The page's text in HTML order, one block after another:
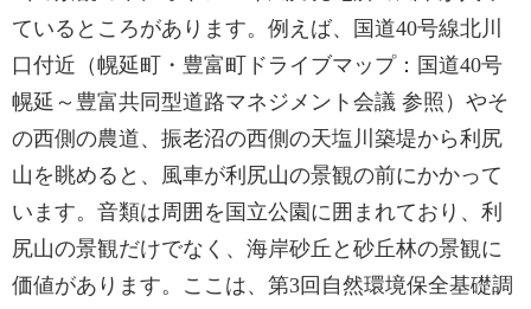
ているところがあります。例えば、国道40号線北川
口付近（幌延町・豊富町ドライブマップ：国道40号
幌延～豊富共同型道路マネジメント会議 参照）やそ
の西側の農道、振老沼の西側の天塩川築堤から利尻
山を眺めると、風車が利尻山の景観の前にかかって
います。音類は周囲を国立公園に囲まれており、利
尻山の景観だけでなく、海岸砂丘と砂丘林の景観に
価値があります。ここは、第3回自然環境保全基礎調